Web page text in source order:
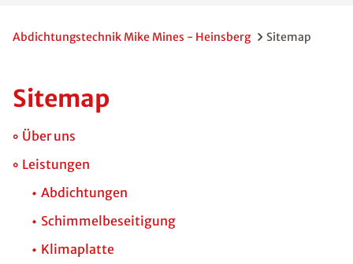
Abdichtungstechnik Mike Mines - Heinsberg Sitemap
Sitemap
Über uns
Leistungen
Abdichtungen
Schimmelbeseitigung
Klimaplatte